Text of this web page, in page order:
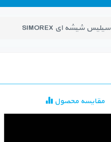
سیلیس شیشه ای SIMOREX
مقایسه محصول